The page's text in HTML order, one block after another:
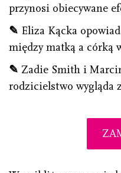
przynosi obiecywane
✎ Eliza Kącka
między matką a córką
✎ Zadie Smith i
rodzicielstwo wygląda